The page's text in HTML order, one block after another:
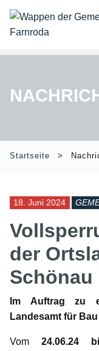
Startseite
18. Juni 2024
der
Schönau
Im Auftrag zu
Landesamt für
Vom24.06.24